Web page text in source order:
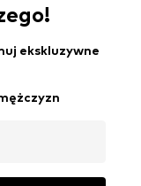
ekskluzywne